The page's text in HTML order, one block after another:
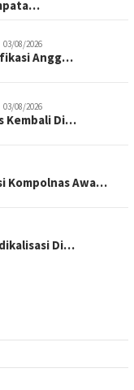
03/08/2026
Angg…
03/08/2026
Kembali Di…
Kompolnas Awa…
Di…